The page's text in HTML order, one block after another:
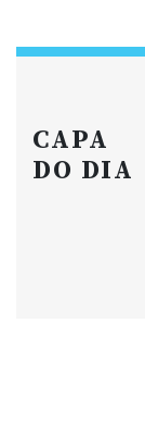
CAPA
DO DIA